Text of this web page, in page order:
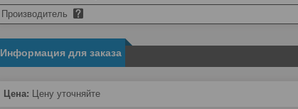
Производитель
Информация для заказа
Цена: Цену уточняйте